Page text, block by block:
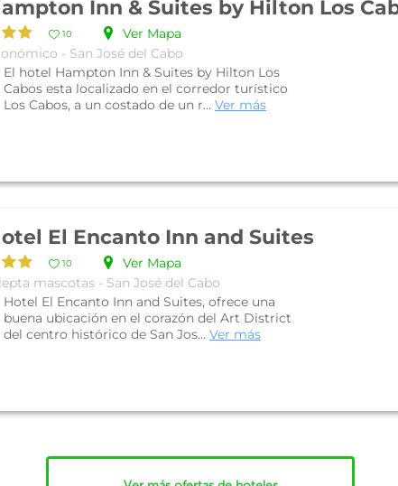
Inn & Suites by Hilton Los
10
Ver Mapa
- San José del Cabo
El hotel Hampton Inn & Suites by Hilton Los
Cabos esta localizado en el corredor turístico
Los Cabos, a un costado de un r... Ver más
El Encanto Inn and Suites
10
Ver Mapa
mascotas - San José del Cabo
Hotel El Encanto Inn and Suites, ofrece una
buena ubicación en el corazón del Art District
del centro histórico de San Jos... Ver más